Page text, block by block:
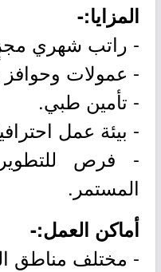
المزايا:-
- راتب شهري
- عمولات
- تأمين طبي.
- بيئة عمل
- فرص
المستمر.
أماكن العمل:-
- مختلف مناطق